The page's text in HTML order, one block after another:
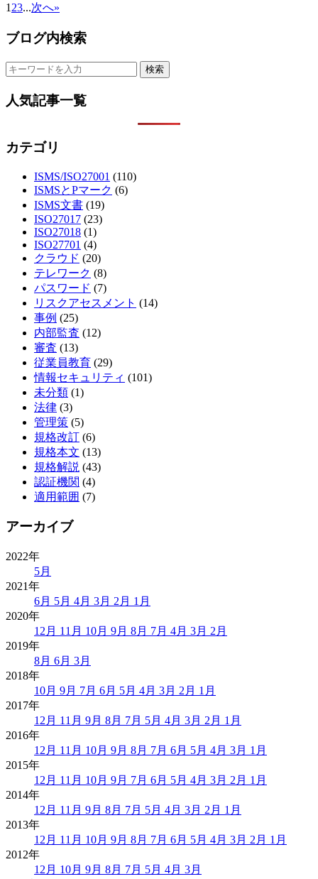
1 23...次へ»
ブログ内検索
人気記事一覧
カテゴリ
ISMS/ISO27001 (110)
ISMSとPマーク (6)
ISMS文書 (19)
ISO27017 (23)
ISO27018 (1)
ISO27701 (4)
クラウド (20)
テレワーク (8)
パスワード (7)
リスクアセスメント (14)
事例 (25)
内部監査 (12)
審査 (13)
従業員教育 (29)
情報セキュリティ (101)
未分類 (1)
法律 (3)
管理策 (5)
規格改訂 (6)
規格本文 (13)
規格解説 (43)
認証機関 (4)
適用範囲 (7)
アーカイブ
2022年
5月
2021年
6月 5月 4月 3月 2月 1月
2020年
12月 11月 10月 9月 8月 7月 4月 3月 2月
2019年
8月 6月 3月
2018年
10月 9月 7月 6月 5月 4月 3月 2月 1月
2017年
12月 11月 9月 8月 7月 5月 4月 3月 2月 1月
2016年
12月 11月 10月 9月 8月 7月 6月 5月 4月 3月 1月
2015年
12月 11月 10月 9月 7月 6月 5月 4月 3月 2月 1月
2014年
12月 11月 9月 8月 7月 5月 4月 3月 2月 1月
2013年
12月 11月 10月 9月 8月 7月 6月 5月 4月 3月 2月 1月
2012年
12月 10月 9月 8月 7月 5月 4月 3月